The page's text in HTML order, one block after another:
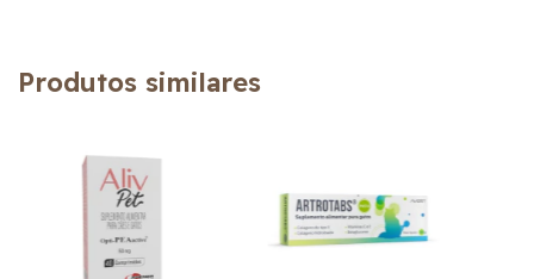
Produtos similares